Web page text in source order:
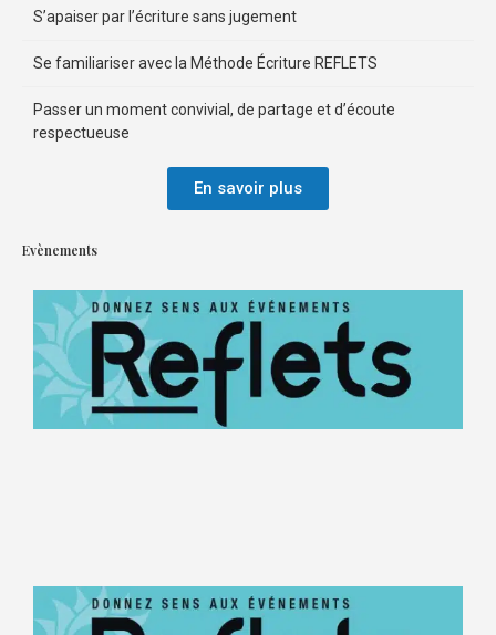
S’apaiser par l’écriture sans jugement
Se familiariser avec la Méthode Écriture REFLETS
Passer un moment convivial, de partage et d’écoute
respectueuse
En savoir plus
Evènements